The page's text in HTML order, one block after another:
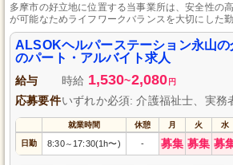
多摩市の好立地に位置する当事業所は、安全性の
が可能なためライフワークバランスを大切にした
す。介護職・ヘルパーの皆さんが利用者さまの暮
担い、快適な毎日を提供することができます。初
ば、経験が浅い方やこの仕事が初めての方も歓迎
りとサポートしますので、安心してスタートできま
ALSOKヘルパーステーション永山
のパート・アルバイト求人
給与 時給 1,530~2,080 円
応募要件いずれか必須: 介護福祉士、実務
就業時間 休憩 月 火 水
日勤 8:30～ 17:30(1h〜) - 募集 募集 募